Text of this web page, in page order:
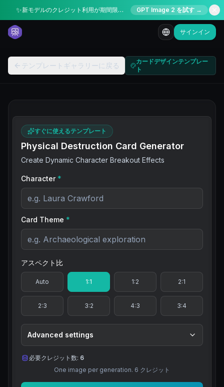
✨ 新モデルのクレジット利用が期間限定50%オフ GPT Image 2 を試す →
サインイン
テンプレートギャラリーに戻る
カードデザインテンプレー
ト
すぐに使えるテンプレート
Physical Destruction Card Generator
Create Dynamic Character Breakout Effects
Character *
Card Theme *
アスペクト比
Auto 1:1 1:2 2:1
2:3 3:2 4:3 3:4
Advanced settings
必要クレジット数: 6
One image per generation. 6 クレジット